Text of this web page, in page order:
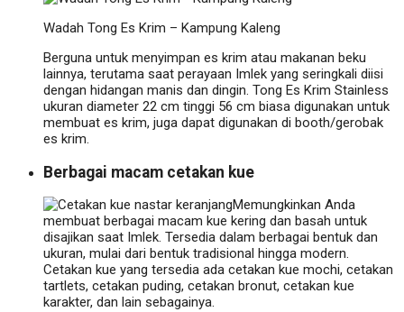
Wadah Tong Es Krim – Kampung Kaleng
Berguna untuk menyimpan es krim atau makanan beku
lainnya, terutama saat perayaan Imlek yang seringkali diisi
dengan hidangan manis dan dingin. Tong Es Krim Stainless
ukuran diameter 22 cm tinggi 56 cm biasa digunakan untuk
membuat es krim, juga dapat digunakan di booth/gerobak
es krim.
Berbagai macam cetakan kue
Memungkinkan Anda
membuat berbagai macam kue kering dan basah untuk
disajikan saat Imlek. Tersedia dalam berbagai bentuk dan
ukuran, mulai dari bentuk tradisional hingga modern.
Cetakan kue yang tersedia ada cetakan kue mochi, cetakan
tartlets, cetakan puding, cetakan bronut, cetakan kue
karakter, dan lain sebagainya.